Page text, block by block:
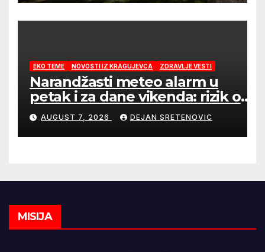
EKO TEME NOVOSTI IZ KRAGUJEVCA ZDRAVLJE VESTI
Narandžasti meteo alarm u
petak i za dane vikenda: rizik od
nastanka i širenja požara na
otvorenom i dalje veoma visok
AUGUST 7, 2026 DEJAN SRETENOVIC
MISIJA